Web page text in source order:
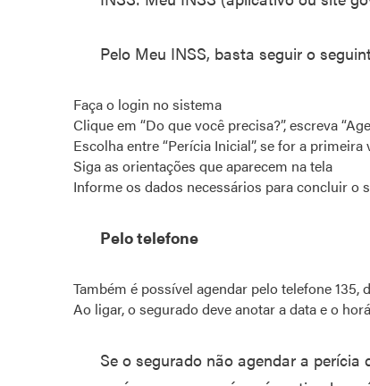
Pelo Meu INSS, basta seguir o
Faça o login no sistema
Clique em “Do que você precisa?”, escreva
Escolha entre “Perícia Inicial”, se for a
Siga as orientações que aparecem na tela
Informe os dados necessários para concluir o
Pelo telefone
Também é possível agendar pelo telefone 135,
Ao ligar, o segurado deve anotar a data e o
Se o segurado não agendar a